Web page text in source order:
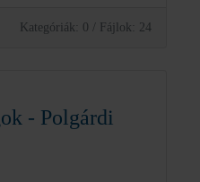
Kategóriák: 0 / Fájlok: 24
- Polgárdi